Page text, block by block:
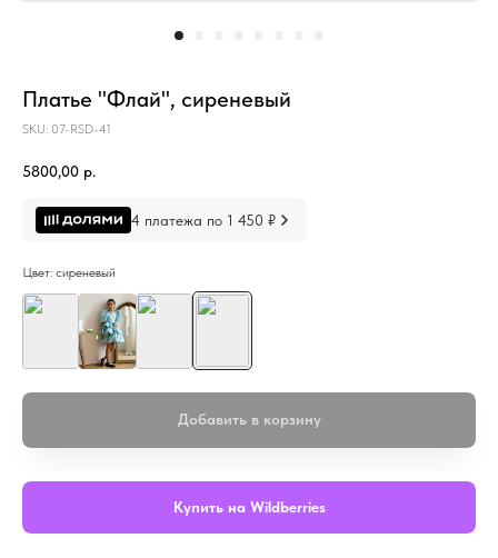
Платье "Флай", сиреневый
SKU: 07-RSD-41
5800,00 р.
4 платежа по 1 450 ₽
Цвет: сиреневый
Добавить в корзину
Купить на Wildberries